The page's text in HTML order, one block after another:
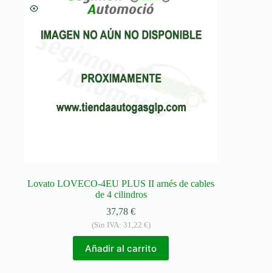
Lovato LOVECO-4EU PLUS II arnés de cables
de 4 cilindros
37,78€
(Sin IVA: 31,22 €)
Añadir al carrito